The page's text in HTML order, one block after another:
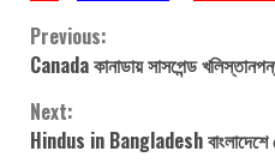
Continue
Reading
Previous:
Canada কানাডায় সাসপেন্ড
Next:
Hindus in Bangladesh বাংলাদেশে